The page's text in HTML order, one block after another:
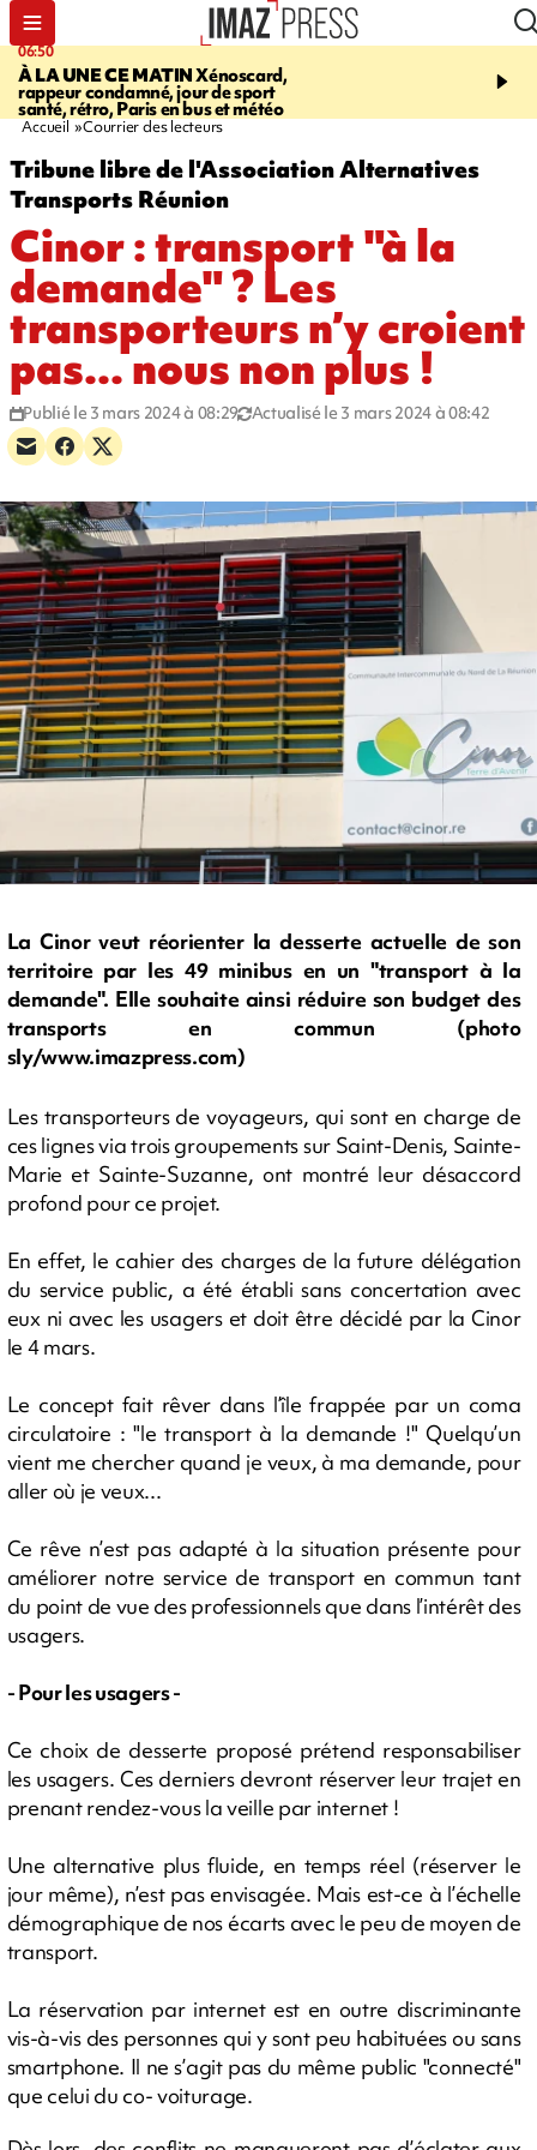
06:50
À LA UNE CE MATINXénoscard,
rappeur condamné, jour de sport
santé, rétro, Paris en bus et météo
08:53
Jour de
2026 - bouger,
Accueil Courrier des lecteurs
Tribune libre de l'Association Alternatives
Transports Réunion
Cinor : transport "à la
demande" ? Les
transporteurs n’y croient
pas... nous non plus !
Publié le 3 mars 2024 à 08:29 Actualisé le 3 mars 2024 à 08:42
La Cinor veut réorienter la desserte actuelle de son
territoire par les 49 minibus en un "transport à la
demande". Elle souhaite ainsi réduire son budget des
transports en commun (photo
sly/www.imazpress.com)
Les transporteurs de voyageurs, qui sont en charge de
ces lignes via trois groupements sur Saint-Denis, Sainte-
Marie et Sainte-Suzanne, ont montré leur désaccord
profond pour ce projet.
En effet, le cahier des charges de la future délégation
du service public, a été établi sans concertation avec
eux ni avec les usagers et doit être décidé par la Cinor
le 4 mars.
Le concept fait rêver dans l’île frappée par un coma
circulatoire : "le transport à la demande !" Quelqu’un
vient me chercher quand je veux, à ma demande, pour
aller où je veux...
Ce rêve n’est pas adapté à la situation présente pour
améliorer notre service de transport en commun tant
du point de vue des professionnels que dans l’intérêt des
usagers.
- Pour les usagers -
Ce choix de desserte proposé prétend responsabiliser
les usagers. Ces derniers devront réserver leur trajet en
prenant rendez-vous la veille par internet !
Une alternative plus fluide, en temps réel (réserver le
jour même), n’est pas envisagée. Mais est-ce à l’échelle
démographique de nos écarts avec le peu de moyen de
transport.
La réservation par internet est en outre discriminante
vis-à-vis des personnes qui y sont peu habituées ou sans
smartphone. Il ne s’agit pas du même public "connecté"
que celui du co- voiturage.